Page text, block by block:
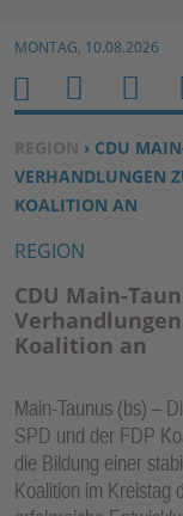
MONTAG, 10.08.2026
SIE BEFINDEN SICH
REGION › CDU
VERHANDLUNGEN
KOALITION AN
REGION
CDU Main-
Koalition an
Main-Taunus (bs) –
SPD und der FDP
die Bildung einer
Koalition im Kreistag
H
O
M
E
M
E
N
U
S
U
C
H